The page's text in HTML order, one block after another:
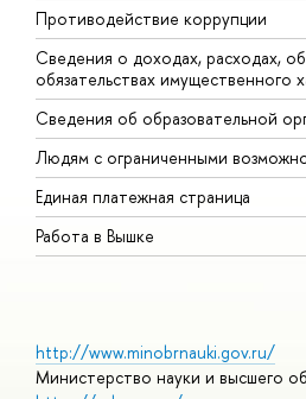
Противодействие коррупции
Сведения о доходах, расходах,
обязательствах имущественного
Сведения об образовательной
Людям с ограниченными
Единая платежная страница
Работа в Вышке
http://www.minobrnauki.gov.ru/
Министерство науки и высшего